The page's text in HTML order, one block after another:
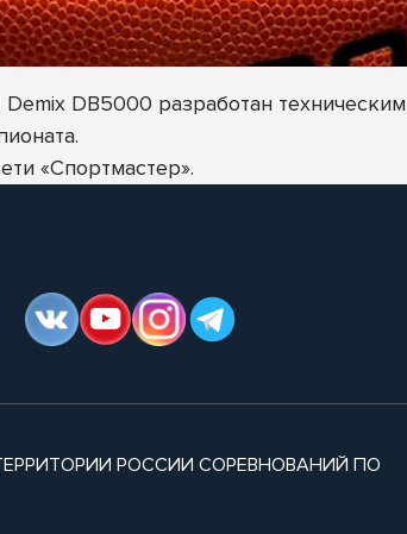
DB5000 разработан
«Спортмастер».
РОССИИ СОРЕВНОВАНИЙ ПО